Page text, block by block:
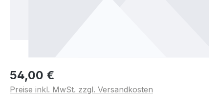
54,00 €
Preise inkl. MwSt. zzgl. Versandkosten